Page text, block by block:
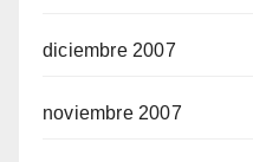
diciembre 2007
noviembre 2007